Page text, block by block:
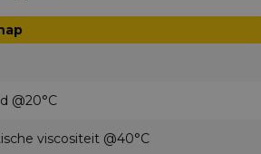
@20°C
viscositeit @40°C